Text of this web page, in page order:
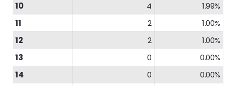
10
4
1.99%
11
2
1.00%
12
2
1.00%
13
0
0.00%
14
0
0.00%